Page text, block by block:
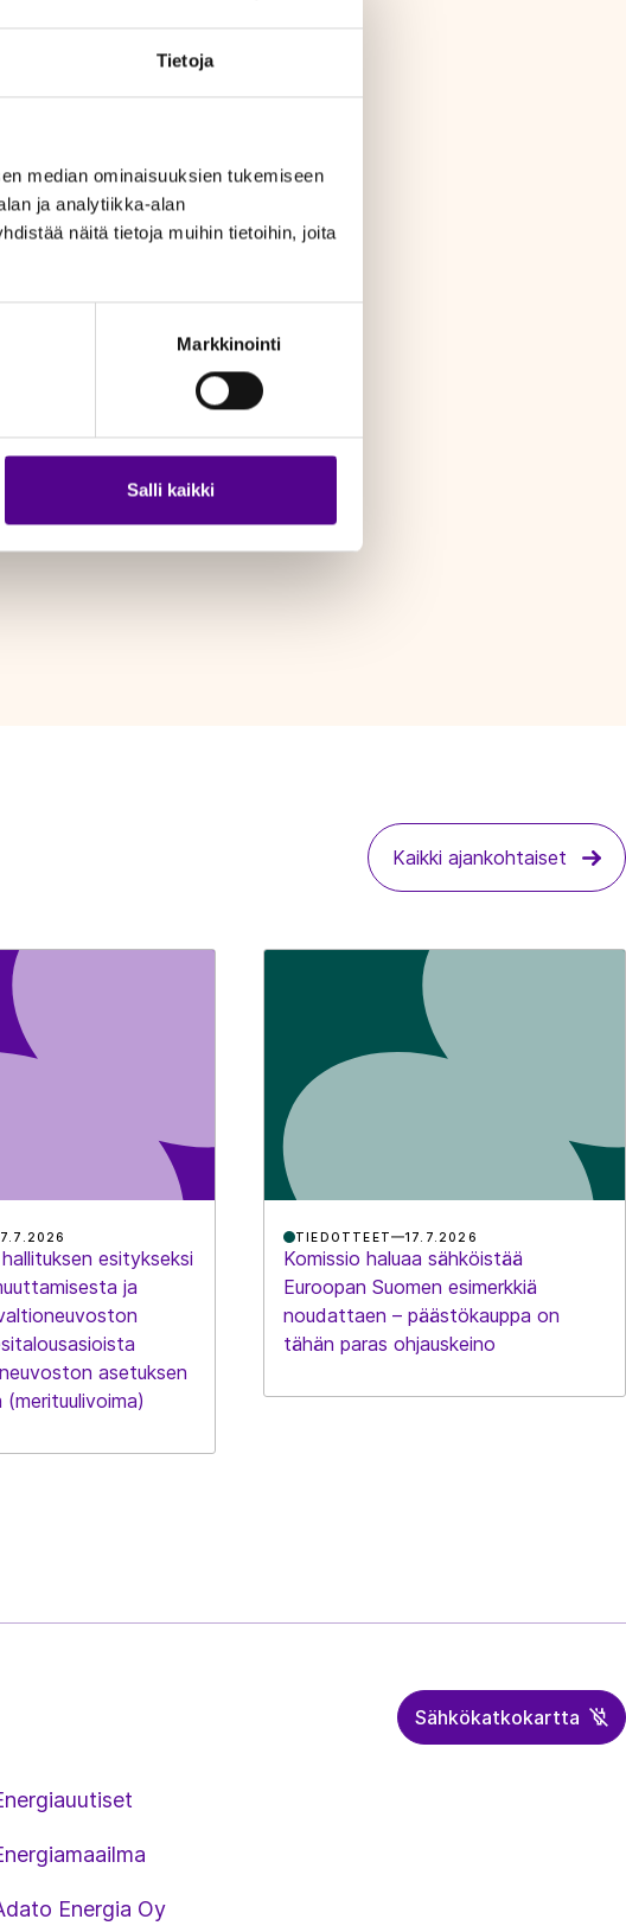
Tietoja
median ominaisuuksien tukemiseen
ja analytiikka-alan
näitä tietoja muihin tietoihin, joita
Markkinointi
Salli kaikki
Kaikki ajankohtaiset
esitykseksi
ja
asetuksen
TIEDOTTEET 17.7.2026
Komissio haluaa sähköistää
Euroopan Suomen esimerkkiä
noudattaen – päästökauppa on
tähän paras ohjauskeino
Sähkökatkokartta
Energia Oy